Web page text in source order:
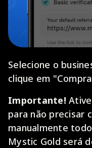
Selecione o
clique em
Importante!
para não precisar
manualmente
Mystic Gold será